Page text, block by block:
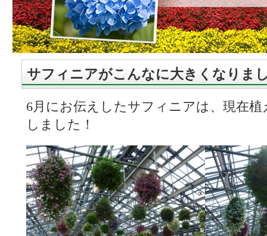
サフィニアがこんなに大きくなりま
6月にお伝えしたサフィニアは、現在
しました！